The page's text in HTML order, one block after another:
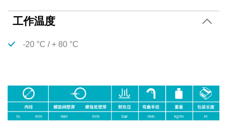
工作温度
-20 °C / + 80 °C